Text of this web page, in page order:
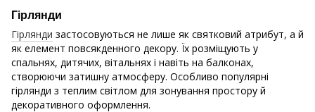
Гірлянди
Гірлянди застосовуються не лише як святковий атрибут, а й
як елемент повсякденного декору. Їх розміщують у
спальнях, дитячих, вітальнях і навіть на балконах,
створюючи затишну атмосферу. Особливо популярні
гірлянди з теплим світлом для зонування простору й
декоративного оформлення.